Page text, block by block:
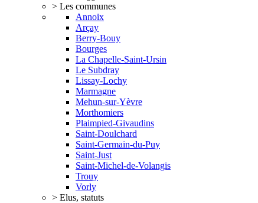
> Les communes
Annoix
Arçay
Berry-Bouy
Bourges
La Chapelle-Saint-Ursin
Le Subdray
Lissay-Lochy
Marmagne
Mehun-sur-Yèvre
Morthomiers
Plaimpied-Givaudins
Saint-Doulchard
Saint-Germain-du-Puy
Saint-Just
Saint-Michel-de-Volangis
Trouy
Vorly
> Elus, statuts